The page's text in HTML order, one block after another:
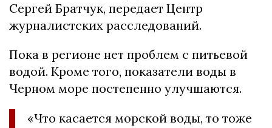
Сергей Братчук, передает Центр
журналистских расследований.
Пока в регионе нет проблем с питьевой
водой. Кроме того, показатели воды в
Черном море постепенно улучшаются.
«Что касается морской воды, то тоже